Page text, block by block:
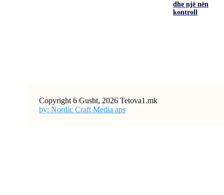
dhe një nën
kontroll
Copyright 6 Gusht, 2026 Tetova1.mk
by: Nordic Craft Media aps